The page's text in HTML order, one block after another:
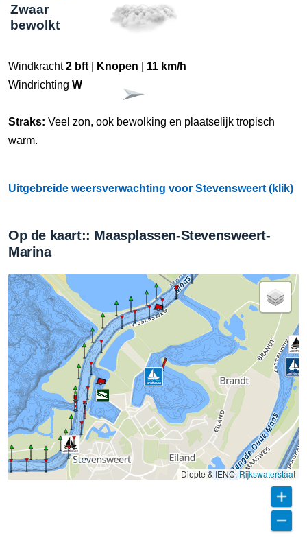
Zwaar
bewolkt
Windkracht2 bft Knopen
11 km/h
Windrichting W
Straks: Veel zon, ook bewolking en plaatselijk tropisch
warm.
Uitgebreide weersverwachting voor Stevensweert (klik)
Op de kaart:: Maasplassen-Stevensweert-
Marina
Diepte & IENC:Rijkswaterstaat